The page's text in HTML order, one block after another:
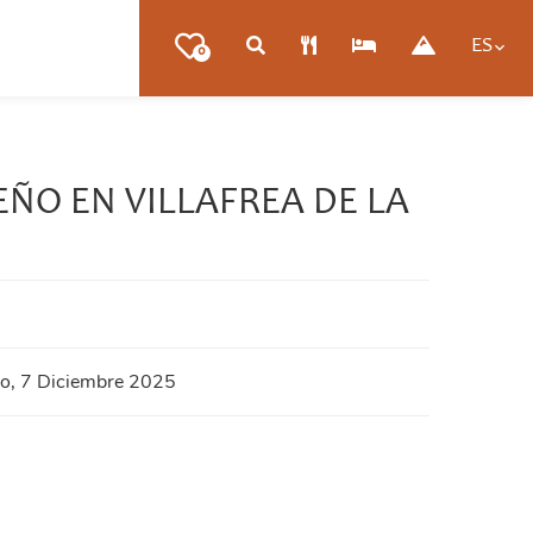
0 ES
EN VILLAFREA DE LA
7 Diciembre 2025